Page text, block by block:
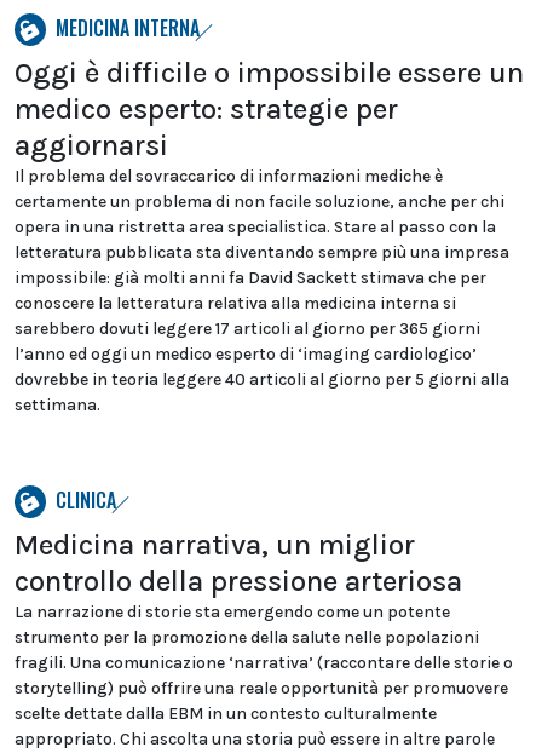
MEDICINA INTERNA
Oggi è difficile o impossibile essere un
medico esperto: strategie per
aggiornarsi
Il problema del sovraccarico di informazioni mediche è
certamente un problema di non facile soluzione, anche per chi
opera in una ristretta area specialistica. Stare al passo con la
letteratura pubblicata sta diventando sempre più una impresa
impossibile: già molti anni fa David Sackett stimava che per
conoscere la letteratura relativa alla medicina interna si
sarebbero dovuti leggere 17 articoli al giorno per 365 giorni
l’anno ed oggi un medico esperto di ‘imaging cardiologico’
dovrebbe in teoria leggere 40 articoli al giorno per 5 giorni alla
settimana.
CLINICA
Medicina narrativa, un miglior
controllo della pressione arteriosa
La narrazione di storie sta emergendo come un potente
strumento per la promozione della salute nelle popolazioni
fragili. Una comunicazione ‘narrativa’ (raccontare delle storie o
storytelling) può offrire una reale opportunità per promuovere
scelte dettate dalla EBM in un contesto culturalmente
appropriato. Chi ascolta una storia può essere in altre parole